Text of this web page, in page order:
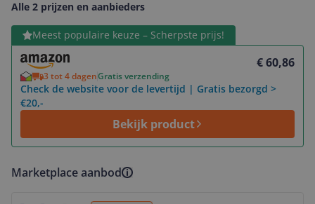
Alle 2 prijzen en aanbieders
Meest populaire keuze – Scherpste prijs!
€ 60,86
3 tot 4 dagenGratis verzending
Check de website voor de levertijd | Gratis bezorgd >
€20,-
Bekijk product
Bekijk product
Marketplace aanbod